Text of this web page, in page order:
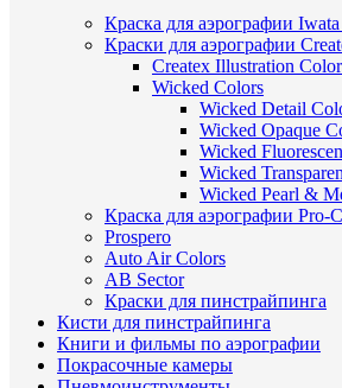
Краска для аэрографии
Краски для аэрографии
Createx Illustration
Wicked Colors
Wicked Detail
Wicked Opaque
Wicked
Wicked
Wicked Pearl &
Краска для аэрографии Pro-
Prospero
Auto Air Colors
AB Sector
Краски для пинстрайпинга
Кисти для пинстрайпинга
Книги и фильмы по аэрографии
Покрасочные камеры